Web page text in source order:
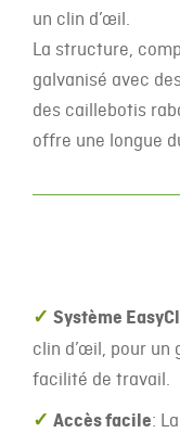
un clin d’œil.
La structure,
galvanisé avec
des caillebotis
offre une longue
✓ Système
clin d’œil, pour un
facilité de travail.
✓ Accès facile: